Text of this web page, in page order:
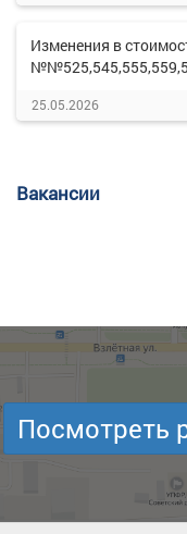
Изменения в
25.05.2026
Вакансии
Посмотреть